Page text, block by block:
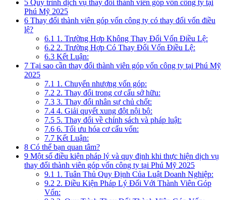
5 Quy trình dịch vụ thay đổi thành viên góp vốn công ty tại
Phú Mỹ 2025
6 Thay đổi thành viên góp vốn công ty có thay đổi vốn điều
lệ?
6.1 1. Trường Hợp Không Thay Đổi Vốn Điều Lệ:
6.2 2. Trường Hợp Có Thay Đổi Vốn Điều Lệ:
6.3 Kết Luận:
7 Tại sao cần thay đổi thành viên góp vốn công ty tại Phú Mỹ
2025
7.1 1. Chuyển nhượng vốn góp:
7.2 2. Thay đổi trong cơ cấu sở hữu:
7.3 3. Thay đổi nhân sự chủ chốt:
7.4 4. Giải quyết xung đột nội bộ:
7.5 5. Thay đổi về chính sách và pháp luật:
7.6 6. Tối ưu hóa cơ cấu vốn:
7.7 Kết Luận:
8 Có thể bạn quan tâm?
9 Một số điều kiện pháp lý và quy định khi thực hiện dịch vụ
thay đổi thành viên góp vốn công ty tại Phú Mỹ 2025
9.1 1. Tuân Thủ Quy Định Của Luật Doanh Nghiệp:
9.2 2. Điều Kiện Pháp Lý Đối Với Thành Viên Góp
Vốn: